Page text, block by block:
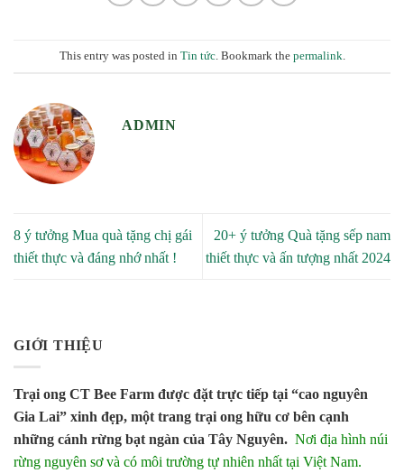
This entry was posted in Tin tức. Bookmark the permalink.
ADMIN
8 ý tưởng Mua quà tặng chị gái
thiết thực và đáng nhớ nhất !
20+ ý tưởng Quà tặng sếp nam
thiết thực và ấn tượng nhất 2024
GIỚI THIỆU
Trại ong CT Bee Farm được đặt trực tiếp tại “cao nguyên
Gia Lai” xinh đẹp, một trang trại ong hữu cơ bên cạnh
những cánh rừng bạt ngàn của Tây Nguyên. Nơi địa hình núi
rừng nguyên sơ và có môi trường tự nhiên nhất tại Việt Nam.